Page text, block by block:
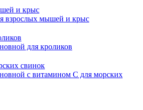
и крыс
взрослых мышей и крыс
для кроликов
свинок
с витамином С для морских